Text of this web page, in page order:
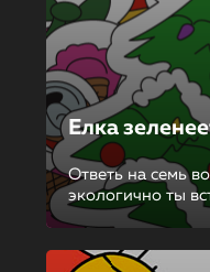
Елка
Ответь на семь
экологично ты